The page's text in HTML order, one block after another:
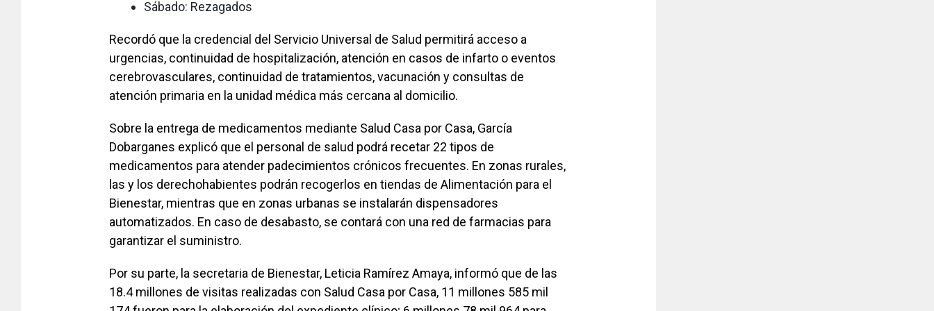
Sábado: Rezagados
Recordó que la credencial del Servicio Universal de Salud permitirá acceso a
urgencias, continuidad de hospitalización, atención en casos de infarto o eventos
cerebrovasculares, continuidad de tratamientos, vacunación y consultas de
atención primaria en la unidad médica más cercana al domicilio.
Sobre la entrega de medicamentos mediante Salud Casa por Casa, García
Dobarganes explicó que el personal de salud podrá recetar 22 tipos de
medicamentos para atender padecimientos crónicos frecuentes. En zonas rurales,
las y los derechohabientes podrán recogerlos en tiendas de Alimentación para el
Bienestar, mientras que en zonas urbanas se instalarán dispensadores
automatizados. En caso de desabasto, se contará con una red de farmacias para
garantizar el suministro.
Por su parte, la secretaria de Bienestar, Leticia Ramírez Amaya, informó que de las
18.4 millones de visitas realizadas con Salud Casa por Casa, 11 millones 585 mil